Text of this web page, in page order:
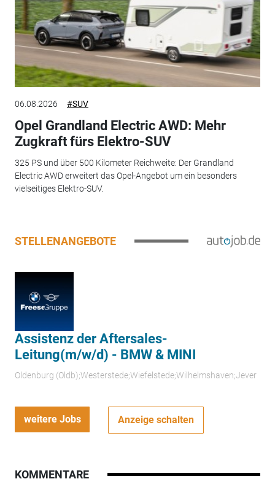
06.08.2026 #SUV
Opel Grandland Electric AWD: Mehr
Zugkraft fürs Elektro-SUV
325 PS und über 500 Kilometer Reichweite: Der Grandland
Electric AWD erweitert das Opel-Angebot um ein besonders
vielseitiges Elektro-SUV.
STELLENANGEBOTE
Assistenz der Aftersales-
Leitung(m/w/d) - BMW & MINI
Oldenburg (Oldb);Westerstede;Wiefelstede;Wilhelmshaven;Jever
weitere Jobs Anzeige schalten
KOMMENTARE